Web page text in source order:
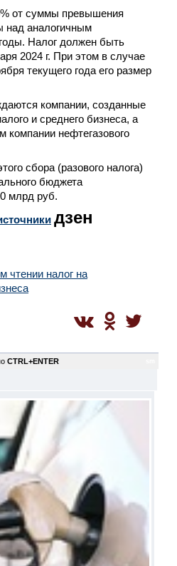
от суммы превышения
над аналогичным
Налог должен быть
2024 г. При этом в случае
текущего года его размер
компании, созданные
и среднего бизнеса, а
компании нефтегазового
сбора (разового налога)
бюджета
млрд руб.
дзен
чтении налог на
CTRL+ENTER